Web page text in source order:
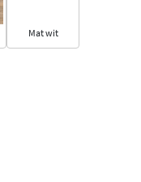
Mat wit